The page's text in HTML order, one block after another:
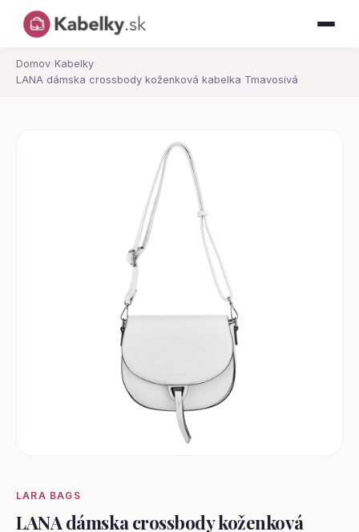
Domov› Kabelky›
LANA dámska crossbody koženková kabelka Tmavosivá
LARA BAGS
LANA dámska crossbody koženková